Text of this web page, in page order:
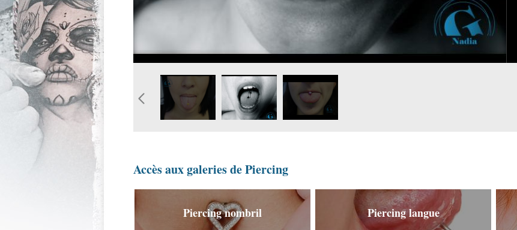
image-piercing-langue-bouche.jpg
photo-piercing-langue-
graphicaderme.jpg
photo-piercing-
langue-
graphicaderme-
Accès aux galeries de Piercing
Piercing nombril Piercing langue